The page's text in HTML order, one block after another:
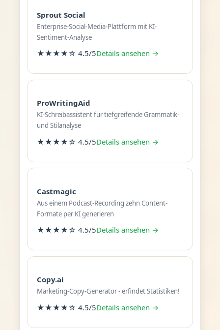
Sprout Social
Enterprise-Social-Media-Plattform mit KI-
Sentiment-Analyse
★★★★☆ 4.5/5Details ansehen →
ProWritingAid
KI-Schreibassistent für tiefgreifende Grammatik-
und Stilanalyse
★★★★☆ 4.5/5Details ansehen →
Castmagic
Aus einem Podcast-Recording zehn Content-
Formate per KI generieren
★★★★☆ 4.5/5Details ansehen →
Copy.ai
Marketing-Copy-Generator - erfindet Statistiken!
★★★★☆ 4.5/5Details ansehen →